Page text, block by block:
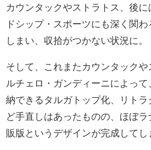
カウンタックやストラトス、後
ドシップ・スポーツにも深く関
しまい、収拾がつかない状況に。
そして、これまたカウンタック
ルチェロ・ガンディーニによっ
納できるタルガトップ化、リト
ど手直しはあったものの、ほぼ
販版というデザインが完成してし